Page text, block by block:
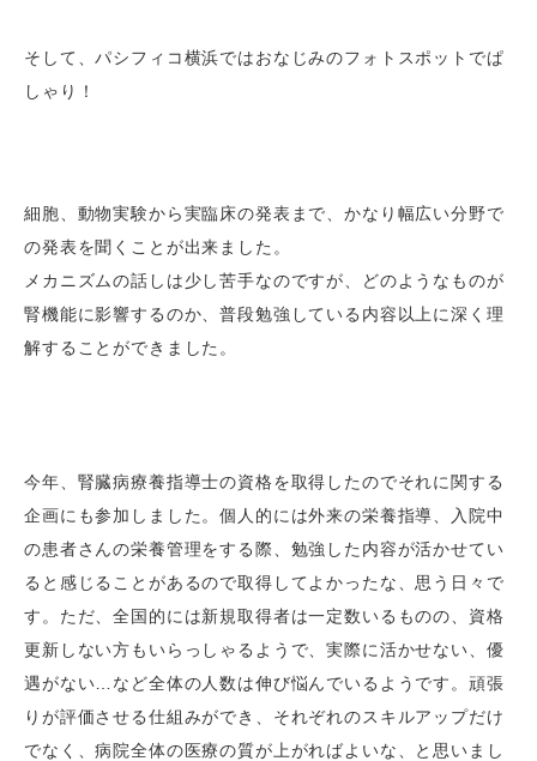
そして、パシフィコ横浜ではおなじみのフォトスポットでぱ
しゃり！
細胞、動物実験から実臨床の発表まで、かなり幅広い分野で
の発表を聞くことが出来ました。
メカニズムの話しは少し苦手なのですが、どのようなものが
腎機能に影響するのか、普段勉強している内容以上に深く理
解することができました。
今年、腎臓病療養指導士の資格を取得したのでそれに関する
企画にも参加しました。個人的には外来の栄養指導、入院中
の患者さんの栄養管理をする際、勉強した内容が活かせてい
ると感じることがあるので取得してよかったな、思う日々で
す。ただ、全国的には新規取得者は一定数いるものの、資格
更新しない方もいらっしゃるようで、実際に活かせない、優
遇がない…など全体の人数は伸び悩んでいるようです。頑張
りが評価させる仕組みができ、それぞれのスキルアップだけ
でなく、病院全体の医療の質が上がればよいな、と思いまし